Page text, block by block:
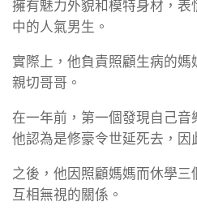
擁有魅力外貌和模特身材，
中的人氣男生。
實際上，他負責照顧生病的
親切哥哥。
在一年前，第一個發現自己音
他認為是修豪令世延死去，因
之後，他因照顧媽媽而休學
互相無視的關係。